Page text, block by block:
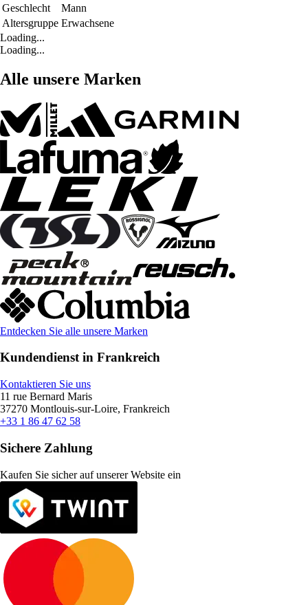
Geschlecht
Mann
Altersgruppe Erwachsene
Loading...
Loading...
Alle unsere Marken
Entdecken Sie alle unsere Marken
Kundendienst in Frankreich
Kontaktieren Sie uns
11 rue Bernard Maris
37270 Montlouis-sur-Loire, Frankreich
+33 1 86 47 62 58
Sichere Zahlung
Kaufen Sie sicher auf unserer Website ein